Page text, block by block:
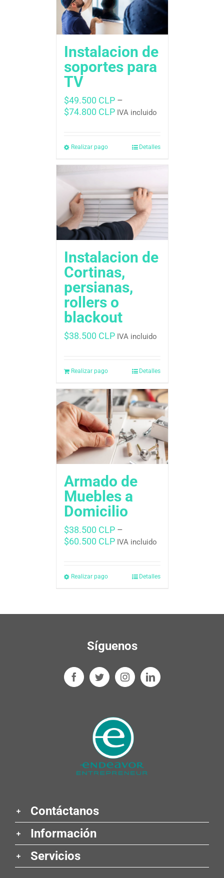
Instalacion de
soportes para
TV
$49.500 CLP–
$74.800 CLP IVA incluido
Realizar pago Detalles
Instalacion de
Cortinas,
persianas,
rollers o
blackout
$38.500 CLP IVA incluido
Realizar pago Detalles
Armado de
Muebles a
Domicilio
$38.500 CLP–
$60.500 CLP IVA incluido
Realizar pago Detalles
Síguenos
Contáctanos
Información
Servicios